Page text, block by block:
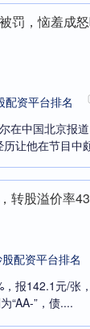
罚，恼羞成
配资平台排名
在中国北京报
让他在节目中
转股溢价率
配资平台排名
报142.1元/张
“AA-”，债....